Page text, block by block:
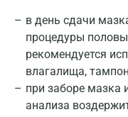
в день сдачи
процедуры
рекомендуется
влагалища,
при заборе мазка
анализа